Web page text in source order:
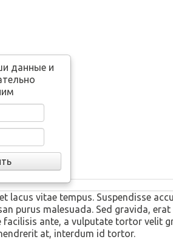
данные и
lacus vitae tempus. Suspendisse
purus malesuada. Sed gravida,
facilisis ante, a vulputate tortor velit
at, interdum id tortor.